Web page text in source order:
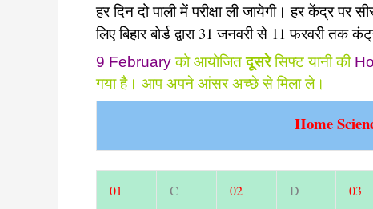
हर दिन दो पाली में परीक्षा ली जायेगी। हर केंद्र पर
लिए बिहार बोर्ड द्वारा 31 जनवरी से 11 फरवरी तक
9 Februaryको आयोजितदूसरेसिफ्ट यानी की
गया है। आप अपने आंसर अच्छे से मिला ले।
Home
01 C 02 D 03